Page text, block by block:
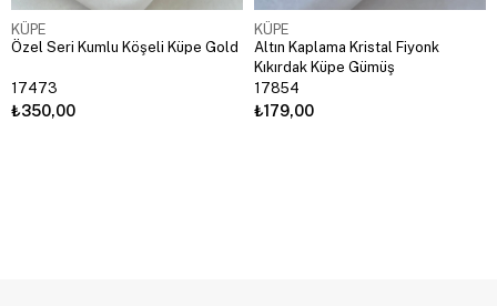
KÜPE
Özel Seri Kumlu Köşeli Küpe Gold
17473
₺350,00
KÜPE
Altın Kaplama Kristal Fiyonk
Kıkırdak Küpe Gümüş
17854
₺179,00